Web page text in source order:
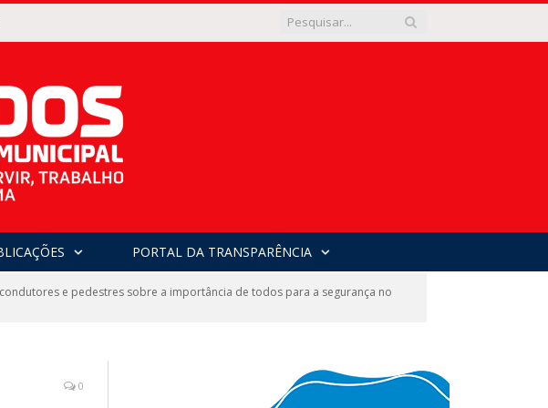
PORTAL DA TRANSPARÊNCIA
e pedestres sobre a importância de todos para a segurança no
0